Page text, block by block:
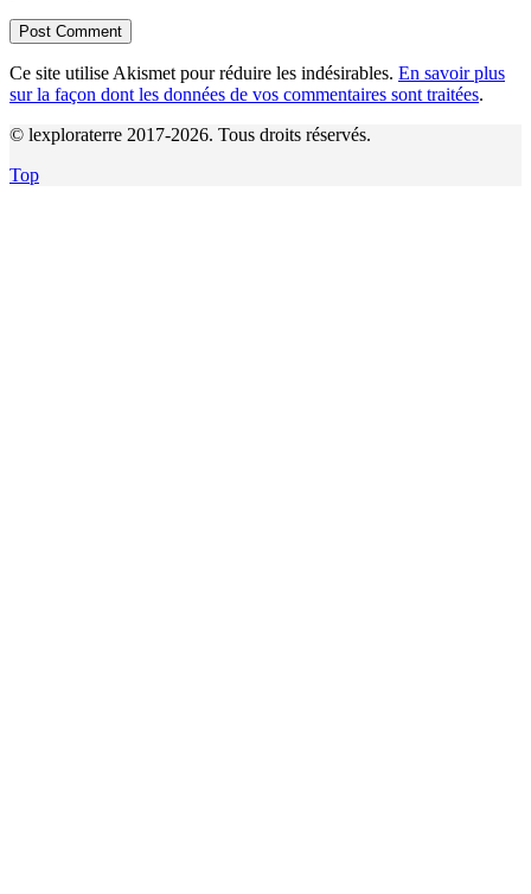
Ce site utilise Akismet pour réduire les indésirables. En savoir plus
sur la façon dont les données de vos commentaires sont traitées.
© lexploraterre 2017-2026. Tous droits réservés.
Top